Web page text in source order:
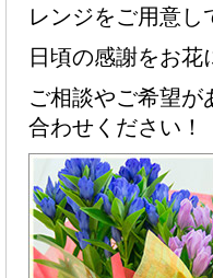
レンジをご用意し
日頃の感謝をお
ご相談やご希望が
合わせください！